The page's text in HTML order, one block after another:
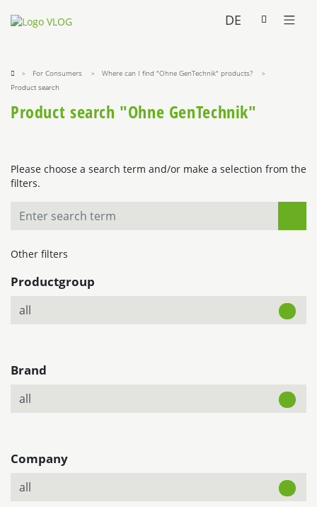
DE
For Consumers
Where can I find "Ohne GenTechnik" products?
Product search
Product search "Ohne GenTechnik"
Please choose a search term and/or make a selection from the
filters.
Other filters
Productgroup
Brand
Company